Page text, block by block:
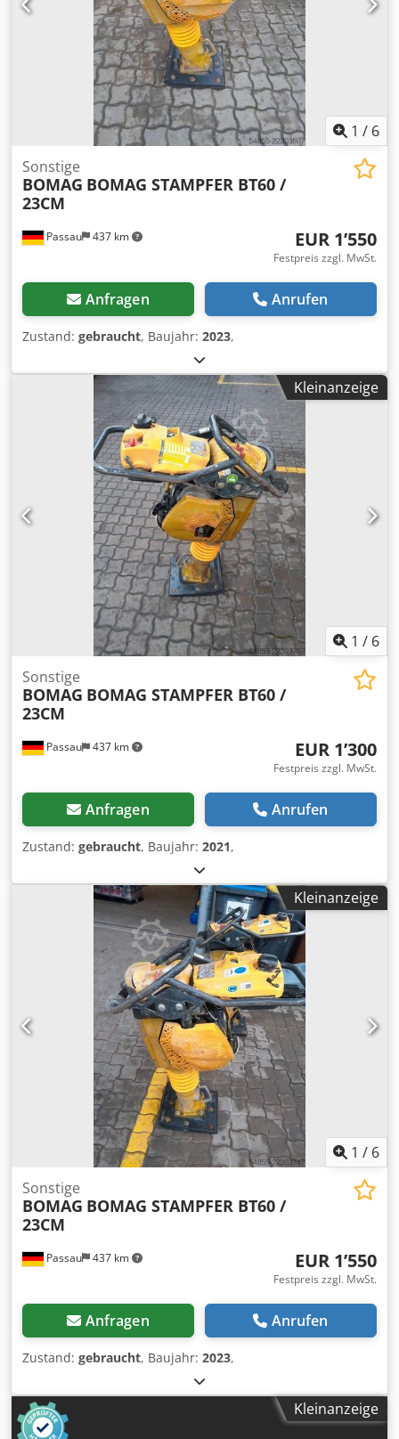
1 / 6
Passau 437 km
Sonstige
BOMAG BOMAG STAMPFER BT60 /
23CM
EUR 1’550
Festpreis zzgl. MwSt.
Anfragen Anrufen
Zustand: gebraucht, Baujahr: 2023,
Kleinanzeige
1 / 6
Passau 437 km
Sonstige
BOMAG BOMAG STAMPFER BT60 /
23CM
EUR 1’300
Festpreis zzgl. MwSt.
Anfragen Anrufen
Zustand: gebraucht, Baujahr: 2021,
Kleinanzeige
1 / 6
Passau 437 km
Sonstige
BOMAG BOMAG STAMPFER BT60 /
23CM
EUR 1’550
Festpreis zzgl. MwSt.
Anfragen Anrufen
Zustand: gebraucht, Baujahr: 2023,
Kleinanzeige